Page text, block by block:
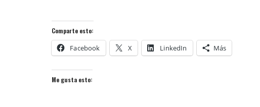
Comparte esto:
Facebook X LinkedIn Más
Me gusta esto: